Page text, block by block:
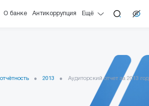
О банке Антикоррупция Ещё
2013 Аудиторский отчет за 2013 год